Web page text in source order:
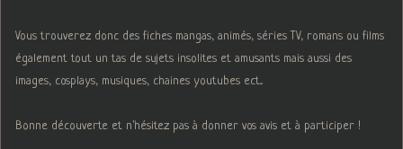
Vous trouverez donc des fiches mangas, animés, séries TV, romans ou films
également tout un tas de sujets insolites et amusants mais aussi des
images, cosplays, musiques, chaines youtubes ect...
Bonne découverte et n'hésitez pas à donner vos avis et à participer !